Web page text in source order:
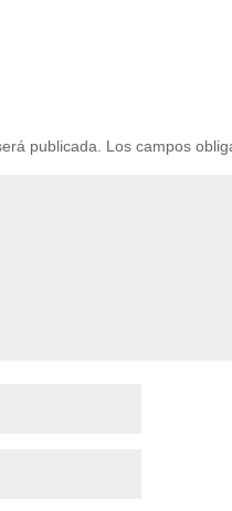
publicada. Los campos